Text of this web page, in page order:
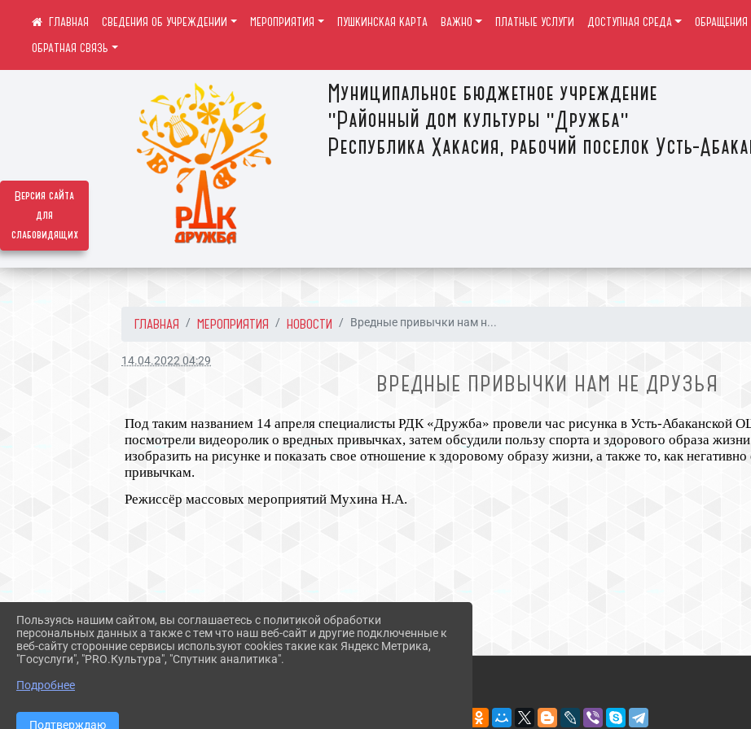
Версия сайта
для
слабовидящих
Муниципальное бюджетное учреждение
"Районный дом культуры "Дружба"
Республика Хакасия, рабочий поселок Усть-
СВЕДЕНИЯ ОБ УЧРЕЖДЕНИИ МЕРОПРИЯТИЯ ПУШКИНСКАЯ КАРТА ВАЖНО ПЛАТНЫЕ УСЛУГИ ДОСТУПНАЯ СРЕДА
ОБРАТНАЯ СВЯЗЬ
ГЛАВНАЯ МЕРОПРИЯТИЯ НОВОСТИ Вредные привычки нам н...
14.04.2022 04:29
ВРЕДНЫЕ ПРИВЫЧКИ НАМ НЕ ДРУЗЬЯ
Под таким названием 14 апреля специалисты РДК «Дружба» провели час рисунка в Усть-Абаканской
посмотрели видеоролик о вредных привычках, затем обсудили пользу спорта и здорового образа
изобразить на рисунке и показать свое отношение к здоровому образу жизни, а также то, как
привычкам.
Режиссёр массовых мероприятий Мухина Н.А.
Пользуясь нашим сайтом, вы соглашаетесь с политикой обработки
персональных данных а также с тем что наш веб-сайт и другие подключенные к
веб-сайту сторонние сервисы используют cookies такие как Яндекс Метрика,
"Госуслуги", "PRO.Культура", "Спутник аналитика".
Подробнее
Подтверждаю